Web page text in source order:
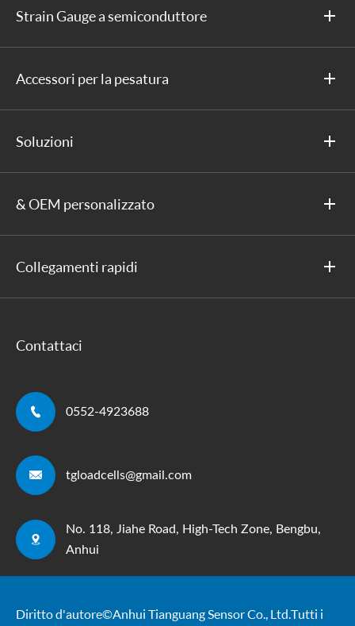
Strain Gauge a semiconduttore
Accessori per la pesatura
Soluzioni
& OEM personalizzato
Collegamenti rapidi
Contattaci
 0552-4923688
 tgloadcells@gmail.com

No. 118, Jiahe Road, High-Tech Zone, Bengbu,
Anhui
Diritto d'autore ©Anhui Tianguang Sensor Co., Ltd.Tutti i